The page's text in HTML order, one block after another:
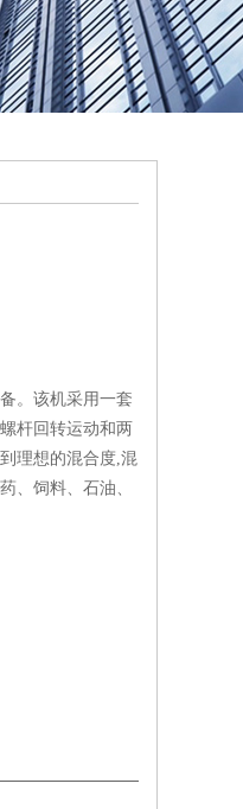
。该机采用一套
杆回转运动和两
理想的混合度,混
、饲料、石油、